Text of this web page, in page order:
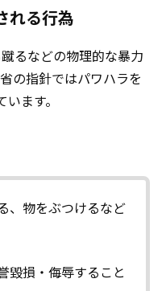
れる行為
るなどの物理的な暴力
の指針ではパワハラを
ます。
物をぶつけるなど
損・侮辱すること